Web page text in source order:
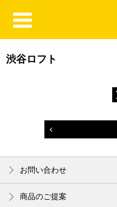
渋谷ロフト
お問い合わせ
商品のご提案